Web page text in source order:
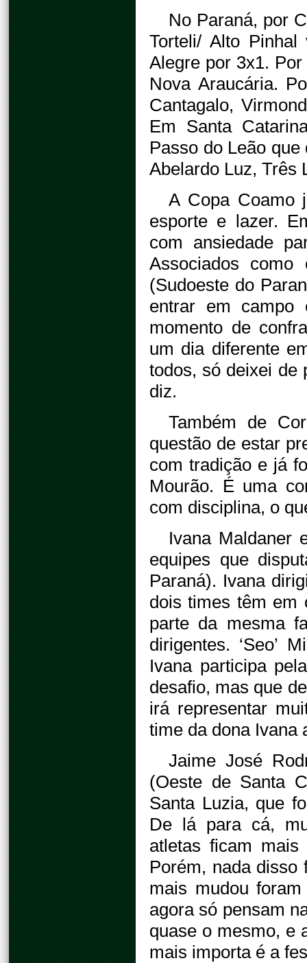
No Paraná, por
Torteli/ Alto
Alegre por 3x1.
Nova Araucária.
Cantagalo,
Em Santa
Passo do Leão
Abelardo Luz, Três
A Copa Coamo
esporte e lazer.
com ansiedade
Associados como
(Sudoeste do
entrar em
momento de
um dia diferente
todos, só deixei de
diz.
Também de
questão de estar
com tradição e já
Mourão. É uma
com disciplina, o
Ivana Maldaner
equipes que
Paraná). Ivana
dois times têm em
parte da mesma
dirigentes. ‘Seo’
Ivana participa
desafio, mas que
irá representar
time da dona Ivana
Jaime José
(Oeste de Santa
Santa Luzia, que
De lá para cá,
atletas ficam
Porém, nada disso
mais mudou
agora só pensam
quase o mesmo, e
mais importa é a